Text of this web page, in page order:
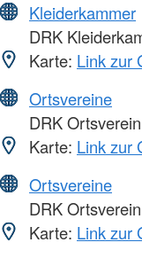
Kleiderkammer
DRK
Karte: Link zur
Ortsvereine
DRK
Karte: Link zur
Ortsvereine
DRK
Karte: Link zur